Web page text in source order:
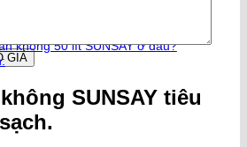
không 50 lít SUNSAY ở đâu?
SUNSAY tiêu